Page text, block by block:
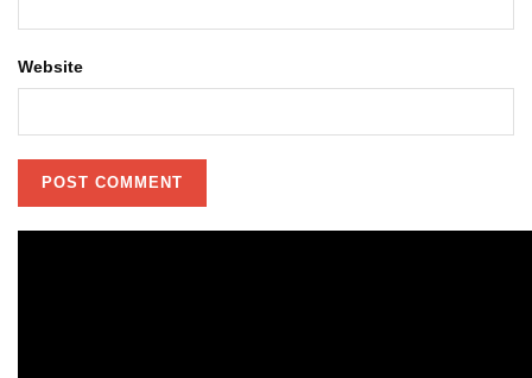
Website